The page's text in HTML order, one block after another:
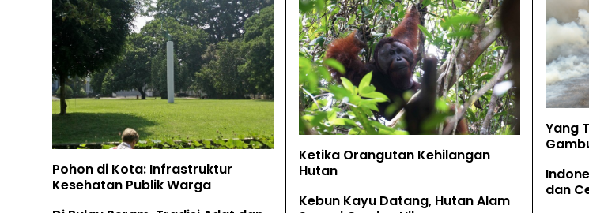
Pohon di Kota: Infrastruktur
Kesehatan Publik Warga
Ketika Orangutan Kehilangan
Hutan
Kebun Kayu Datang, Hutan Alam
Yang
dan